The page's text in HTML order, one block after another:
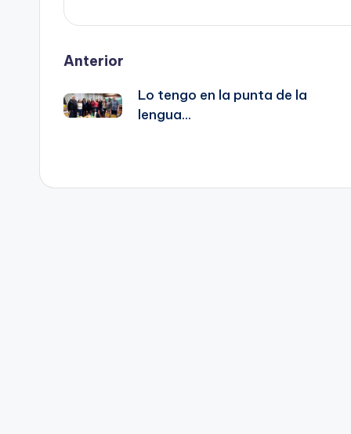
Post
navigation
Anterior
Lo tengo en la punta de la
lengua…